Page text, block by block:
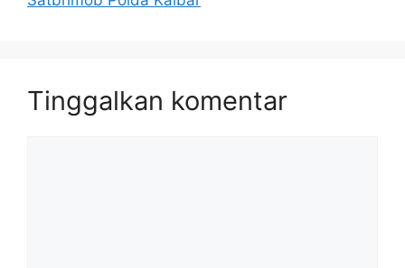
Tinggalkan komentar